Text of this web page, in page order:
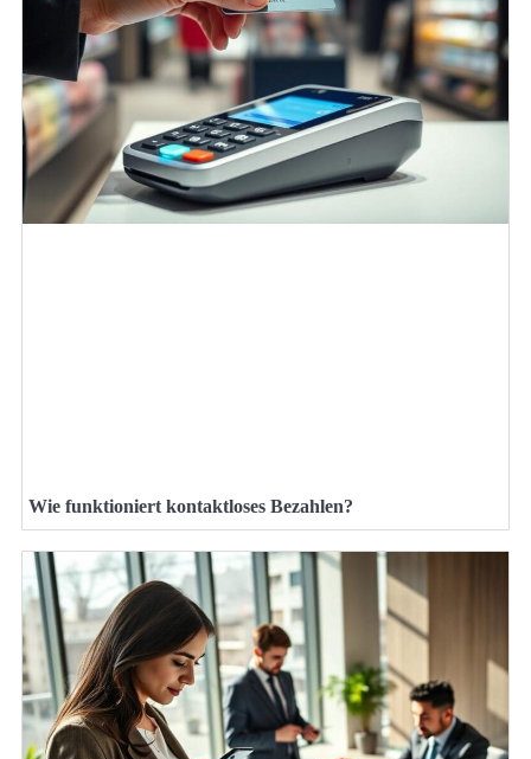
Wie funktioniert kontaktloses Bezahlen?